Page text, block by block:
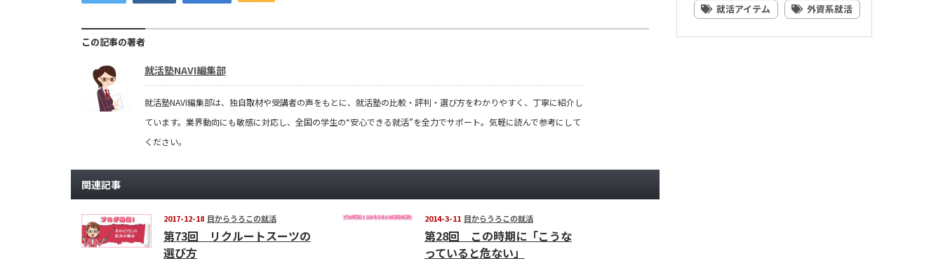
この記事の著者
就活塾NAVI編集部
就活塾NAVI編集部は、独自取材や受講者の声をもとに、就活塾の比較・評判・選び方をわかりやすく、丁寧に紹介し
ています。業界動向にも敏感に対応し、全国の学生の“安心できる就活”を全力でサポート。気軽に読んで参考にして
ください。
関連記事
2017-12-18 目からうろこの就活
第73回 リクルートスーツの
選び方
2014-3-11 目からうろこの就活
第28回 この時期に「こうな
っていると危ない」
就活アイテム
外資系就活